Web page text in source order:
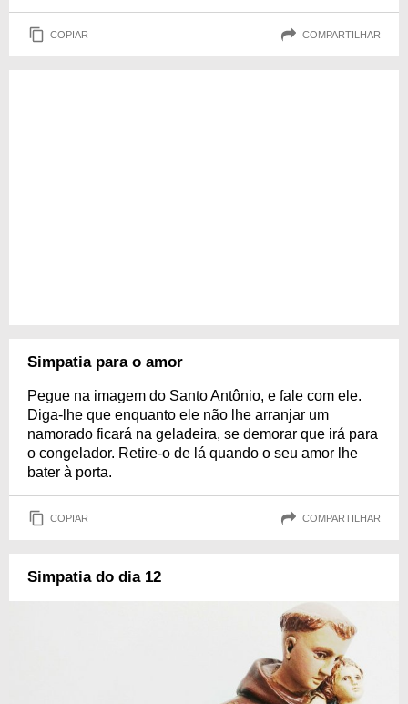
COPIAR COMPARTILHAR
Simpatia para o amor
Pegue na imagem do Santo Antônio, e fale com ele.
Diga-lhe que enquanto ele não lhe arranjar um
namorado ficará na geladeira, se demorar que irá para
o congelador. Retire-o de lá quando o seu amor lhe
bater à porta.
COPIAR COMPARTILHAR
Simpatia do dia 12